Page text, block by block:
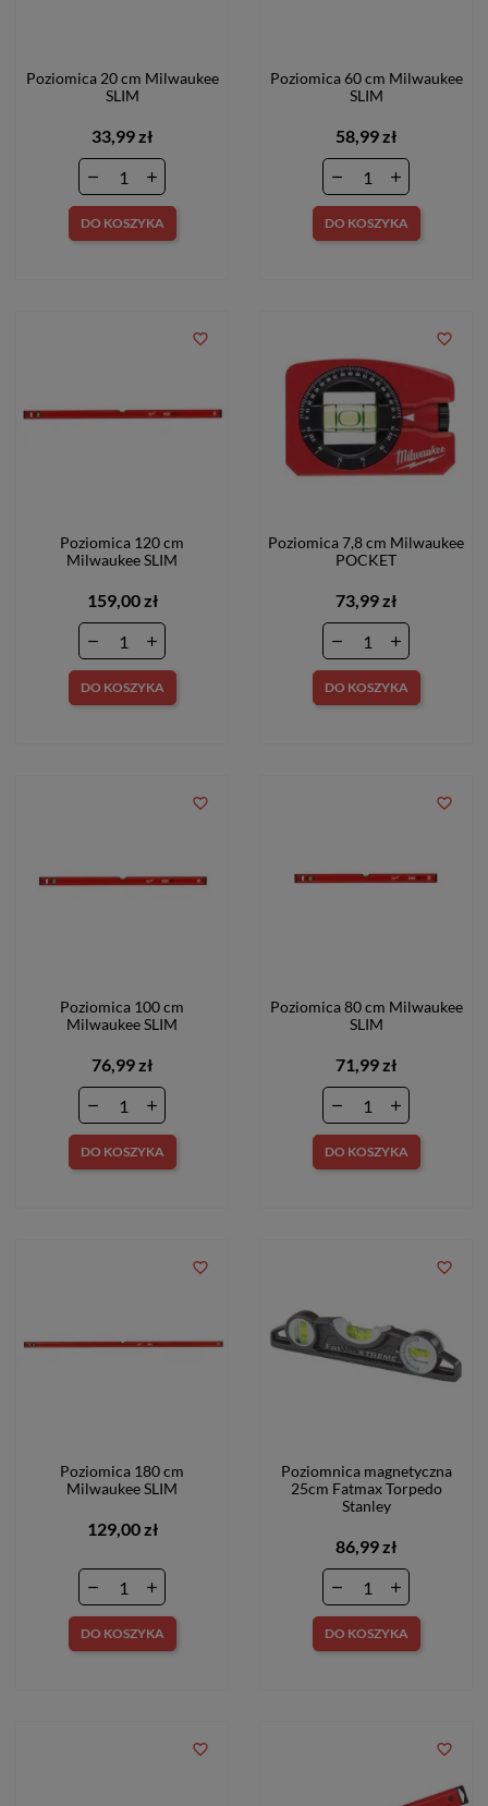
Poziomica 20 cm Milwaukee
SLIM
33,99 zł
DO KOSZYKA
Poziomica 60 cm Milwaukee
SLIM
58,99 zł
DO KOSZYKA
Poziomica 120 cm
Milwaukee SLIM
159,00 zł
DO KOSZYKA
favorite_border
Poziomica 7,8 cm Milwaukee
POCKET
73,99 zł
DO KOSZYKA
favorite_border
Poziomica 100 cm
Milwaukee SLIM
76,99 zł
DO KOSZYKA
favorite_border
Poziomica 80 cm Milwaukee
SLIM
71,99 zł
DO KOSZYKA
favorite_border
Poziomica 180 cm
Milwaukee SLIM
129,00 zł
DO KOSZYKA
favorite_border
Poziomnica magnetyczna
25cm Fatmax Torpedo
Stanley
86,99 zł
DO KOSZYKA
favorite_border
favorite_border favorite_border